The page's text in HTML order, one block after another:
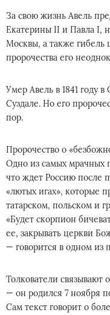
За свою жизнь Авель
Екатерины II и Павла I,
Москвы, а также гибель
пророчества его
Умер Авель в 1841 году
Суздале. Но его
пор.
Пророчество о
Одно из самых мрачных
что ждет Россию после
«лютых игах», которые
татарском, польском и
«Будет скорпион
ее, закрывать церкви
— говорится в одном из
Толкователи связывают
— он родился 7 ноября
Сам текст говорит о